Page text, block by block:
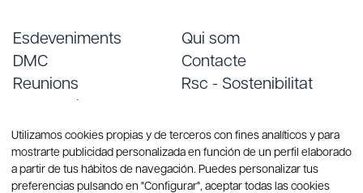
Esdeveniments
DMC
Reunions
Serveis
Qui som
Contacte
Rsc - Sostenibilitat
Blog
Utilizamos cookies propias y de terceros con fines analíticos y para
mostrarte publicidad personalizada en función de un perfil elaborado
a partir de tus hábitos de navegación. Puedes personalizar tus
preferencias pulsando en "Configurar", aceptar todas las cookies